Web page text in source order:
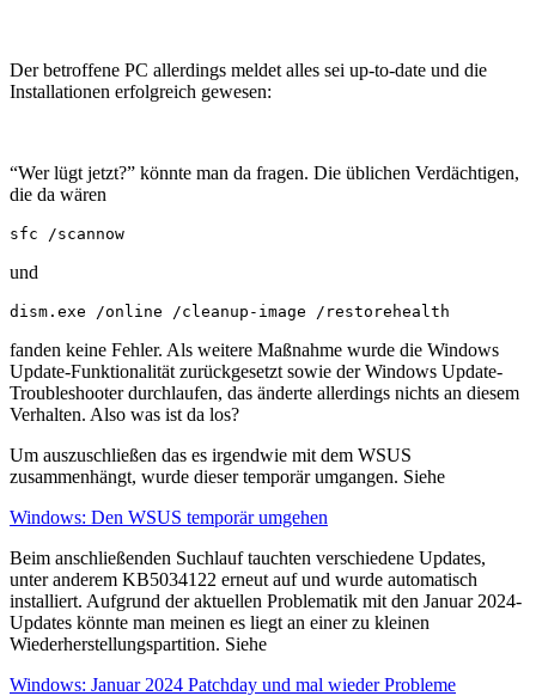
Der betroffene PC allerdings meldet alles sei up-to-date und die
Installationen erfolgreich gewesen:
“Wer lügt jetzt?” könnte man da fragen. Die üblichen Verdächtigen,
die da wären
sfc /scannow
und
dism.exe /online /cleanup-image /restorehealth
fanden keine Fehler. Als weitere Maßnahme wurde die Windows
Update-Funktionalität zurückgesetzt sowie der Windows Update-
Troubleshooter durchlaufen, das änderte allerdings nichts an diesem
Verhalten. Also was ist da los?
Um auszuschließen das es irgendwie mit dem WSUS
zusammenhängt, wurde dieser temporär umgangen. Siehe
Windows: Den WSUS temporär umgehen
Beim anschließenden Suchlauf tauchten verschiedene Updates,
unter anderem KB5034122 erneut auf und wurde automatisch
installiert. Aufgrund der aktuellen Problematik mit den Januar 2024-
Updates könnte man meinen es liegt an einer zu kleinen
Wiederherstellungspartition. Siehe
Windows: Januar 2024 Patchday und mal wieder Probleme